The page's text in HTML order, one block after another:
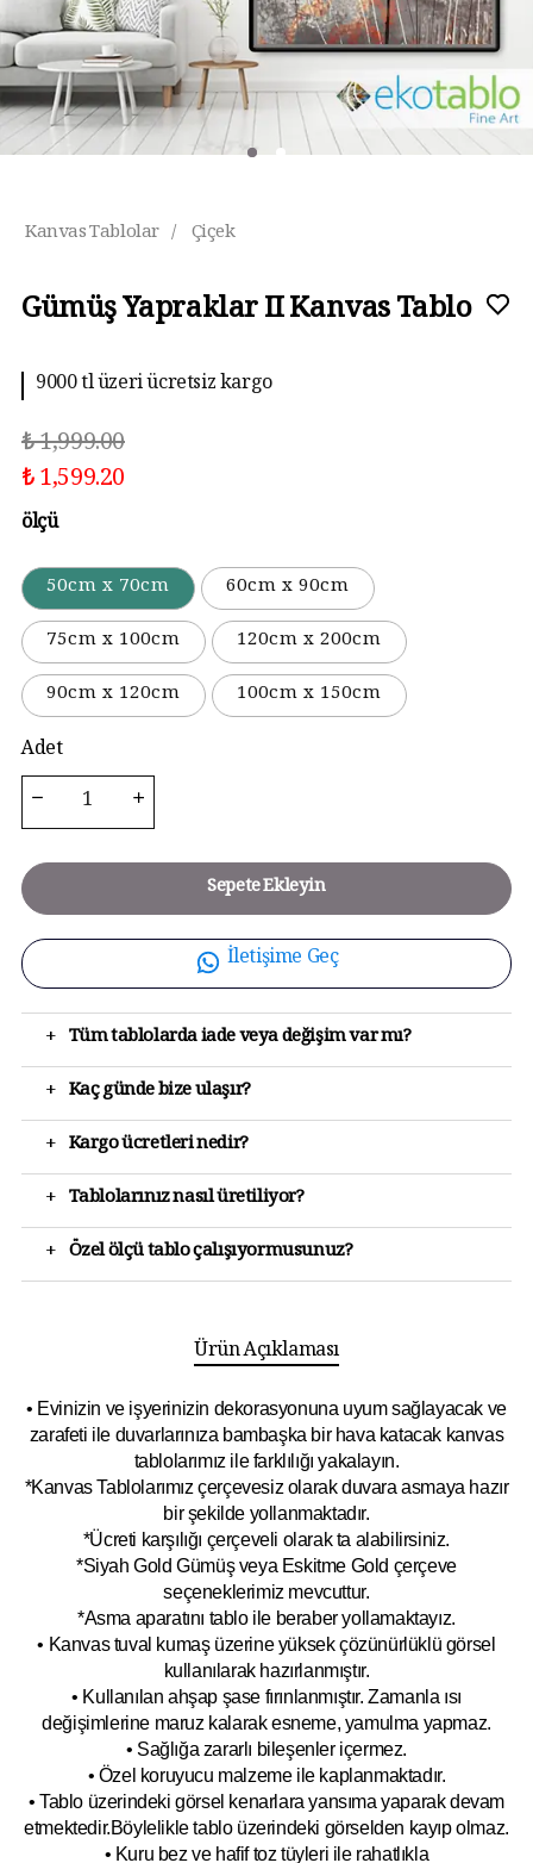
Kanvas Tablolar / Çiçek
Gümüş Yapraklar II Kanvas Tablo
9000 tl üzeri ücretsiz kargo
₺ 1,999.00
₺ 1,599.20
ölçü
50cm x 70cm
60cm x 90cm
75cm x 100cm
120cm x 200cm
90cm x 120cm
100cm x 150cm
Adet
Sepete Ekleyin
İletişime Geç
+ Tüm tablolarda iade veya değişim var mı?
+ Kaç günde bize ulaşır?
+ Kargo ücretleri nedir?
+ Tablolarınız nasıl üretiliyor?
+ Özel ölçü tablo çalışıyormusunuz?
Ürün Açıklaması
• Evinizin ve işyerinizin dekorasyonuna uyum sağlayacak ve
zarafeti ile duvarlarınıza bambaşka bir hava katacak kanvas
tablolarımız ile farklılığı yakalayın.
*Kanvas Tablolarımız çerçevesiz olarak duvara asmaya hazır
bir şekilde yollanmaktadır.
*Ücreti karşılığı çerçeveli olarak ta alabilirsiniz.
*Siyah Gold Gümüş veya Eskitme Gold çerçeve
seçeneklerimiz mevcuttur.
*Asma aparatını tablo ile beraber yollamaktayız.
• Kanvas tuval kumaş üzerine yüksek çözünürlüklü görsel
kullanılarak hazırlanmıştır.
• Kullanılan ahşap şase fırınlanmıştır. Zamanla ısı
değişimlerine maruz kalarak esneme, yamulma yapmaz.
• Sağlığa zararlı bileşenler içermez.
• Özel koruyucu malzeme ile kaplanmaktadır.
• Tablo üzerindeki görsel kenarlara yansıma yaparak devam
etmektedir.Böylelikle tablo üzerindeki görselden kayıp olmaz.
• Kuru bez ve hafif toz tüyleri ile rahatlıkla